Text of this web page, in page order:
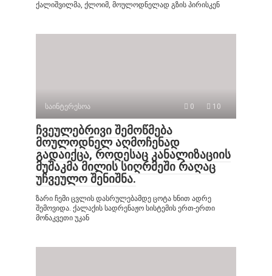
ქალიშვილმა, ქლოიმ, მოულოდნელად გზის პირისკენ
საინტერესოა 0 10
ჩვეულებრივი შემოწმება
მოულოდნელ აღმოჩენად
გადაიქცა, როდესაც კანალიზაციის
მუშაკმა მილის სიღრმეში რაღაც
უჩვეულო შენიშნა.
ზარი ჩემი ცვლის დასრულებამდე ცოტა ხნით ადრე
შემოვიდა. ქალაქის სადრენაჟო სისტემის ერთ-ერთი
მონაკვეთი უკან